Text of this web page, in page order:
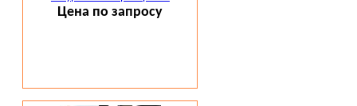
Цена по запросу